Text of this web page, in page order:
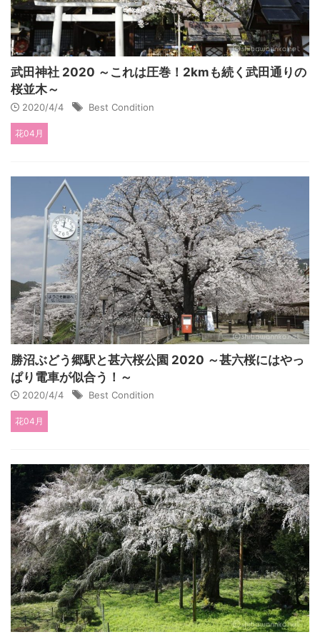
武田神社 2020 ～これは圧巻！2kmも続く武田通りの
桜並木～
2020/4/4 Best Condition
花04月
勝沼ぶどう郷駅と甚六桜公園 2020 ～甚六桜にはやっ
ぱり電車が似合う！～
2020/4/4 Best Condition
花04月